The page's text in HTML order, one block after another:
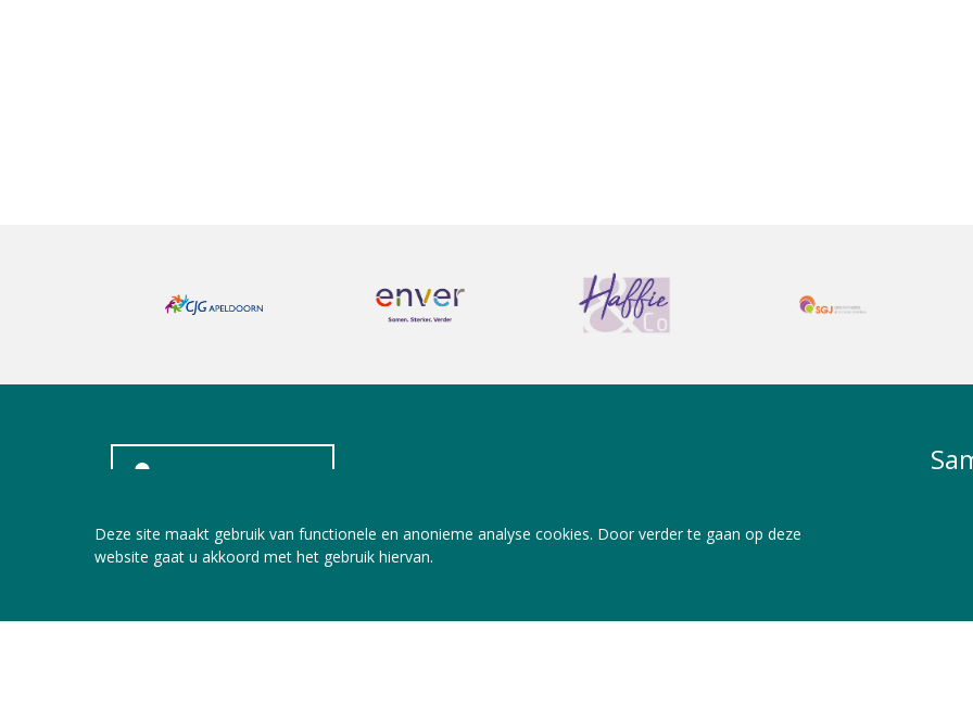
Deze site maakt gebruik van functionele en anonieme analyse cookies. Door verder te gaan op deze
website gaat u akkoord met het gebruik hiervan.